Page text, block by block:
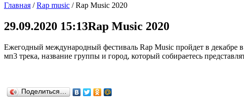
Главная /Rap music / Rap Music 2020
29.09.2020 15:13Rap Music 2020
Ежегодный международный фестиваль Rap Music пройдет в декабре
мп3 трека, название группы и город, который собираетесь
Поделиться…